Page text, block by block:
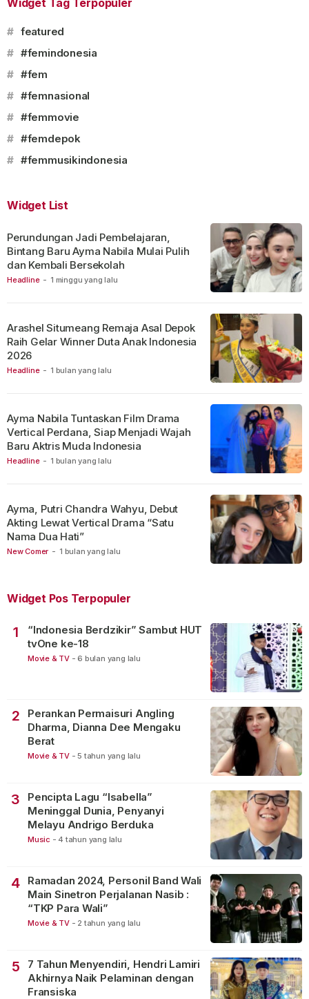
Widget Tag Terpopuler
# featured
# #femindonesia
# #fem
# #femnasional
# #femmovie
# #femdepok
# #femmusikindonesia
Widget List
Headline - 1 minggu yang lalu
Perundungan Jadi Pembelajaran,
Bintang Baru Ayma Nabila Mulai Pulih
dan Kembali Bersekolah
Headline - 1 bulan yang lalu
Arashel Situmeang Remaja Asal Depok
Raih Gelar Winner Duta Anak Indonesia
2026
Headline - 1 bulan yang lalu
Ayma Nabila Tuntaskan Film Drama
Vertical Perdana, Siap Menjadi Wajah
Baru Aktris Muda Indonesia
New Comer - 1 bulan yang lalu
Ayma, Putri Chandra Wahyu, Debut
Akting Lewat Vertical Drama “Satu
Nama Dua Hati”
Widget Pos Terpopuler
1
“Indonesia Berdzikir” Sambut HUT
tvOne ke-18
Movie & TV - 6 bulan yang lalu
2
Perankan Permaisuri Angling
Dharma, Dianna Dee Mengaku
Berat
Movie & TV - 5 tahun yang lalu
3
Pencipta Lagu “Isabella”
Meninggal Dunia, Penyanyi
Melayu Andrigo Berduka
Music - 4 tahun yang lalu
4
Ramadan 2024, Personil Band Wali
Main Sinetron Perjalanan Nasib :
“TKP Para Wali”
Movie & TV - 2 tahun yang lalu
5
7 Tahun Menyendiri, Hendri Lamiri
Akhirnya Naik Pelaminan dengan
Fransiska